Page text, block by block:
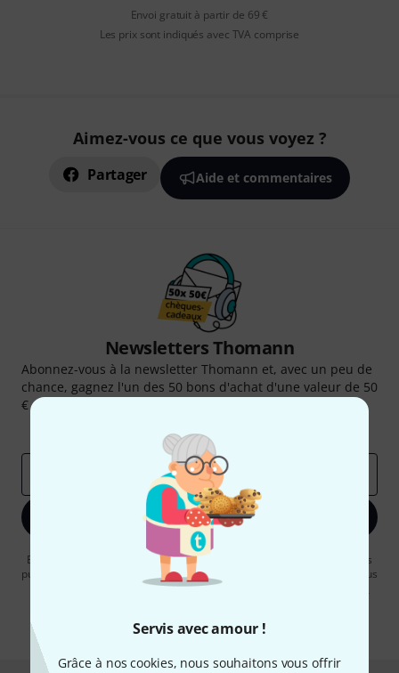
Servis avec amour !
Grâce à nos cookies, nous souhaitons vous offrir
Envoi gratuit à partir de 69 €
Les prix sont indiqués avec TVA comprise
Aimez-vous ce que vous voyez ?
Partager Aide et commentaires
Newsletters Thomann
Abonnez-vous à la newsletter Thomann et, avec un peu de
chance, gagnez l'un des 50 bons d'achat d'une valeur de 50
€ chacun!
Articles inspirants
Deals
S'inscrire maintenant
En cliquant sur "S'inscrire maintenant", vous acceptez de recevoir des
publicités par e-mail. La désinscription est possible à tout moment. Vous
pouvez trouver plus d'informations à ce sujet dans notre
* Requis